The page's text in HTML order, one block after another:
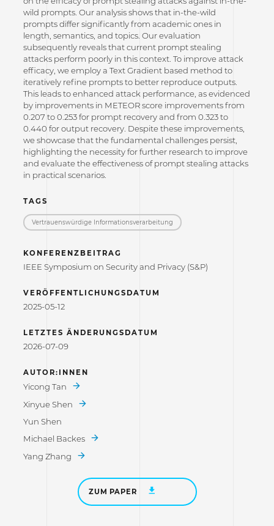
wild prompts. Our analysis shows that in-the-wild
prompts differ significantly from academic ones in
length, semantics, and topics. Our evaluation
subsequently reveals that current prompt stealing
attacks perform poorly in this context. To improve attack
efficacy, we employ a Text Gradient based method to
iteratively refine prompts to better reproduce outputs.
This leads to enhanced attack performance, as evidenced
by improvements in METEOR score improvements from
0.207 to 0.253 for prompt recovery and from 0.323 to
0.440 for output recovery. Despite these improvements,
we showcase that the fundamental challenges persist,
highlighting the necessity for further research to improve
and evaluate the effectiveness of prompt stealing attacks
in practical scenarios.
TAGS
Vertrauenswürdige Informations­verarbeitung
KONFERENZBEITRAG
IEEE Symposium on Security and Privacy (S&P)
VERÖFFENTLICHUNGSDATUM
2025-05-12
LETZTES ÄNDERUNGSDATUM
2026-07-09
AUTOR:INNEN
Yicong Tan
Xinyue Shen
Yun Shen
Michael Backes
Yang Zhang
ZUM PAPER